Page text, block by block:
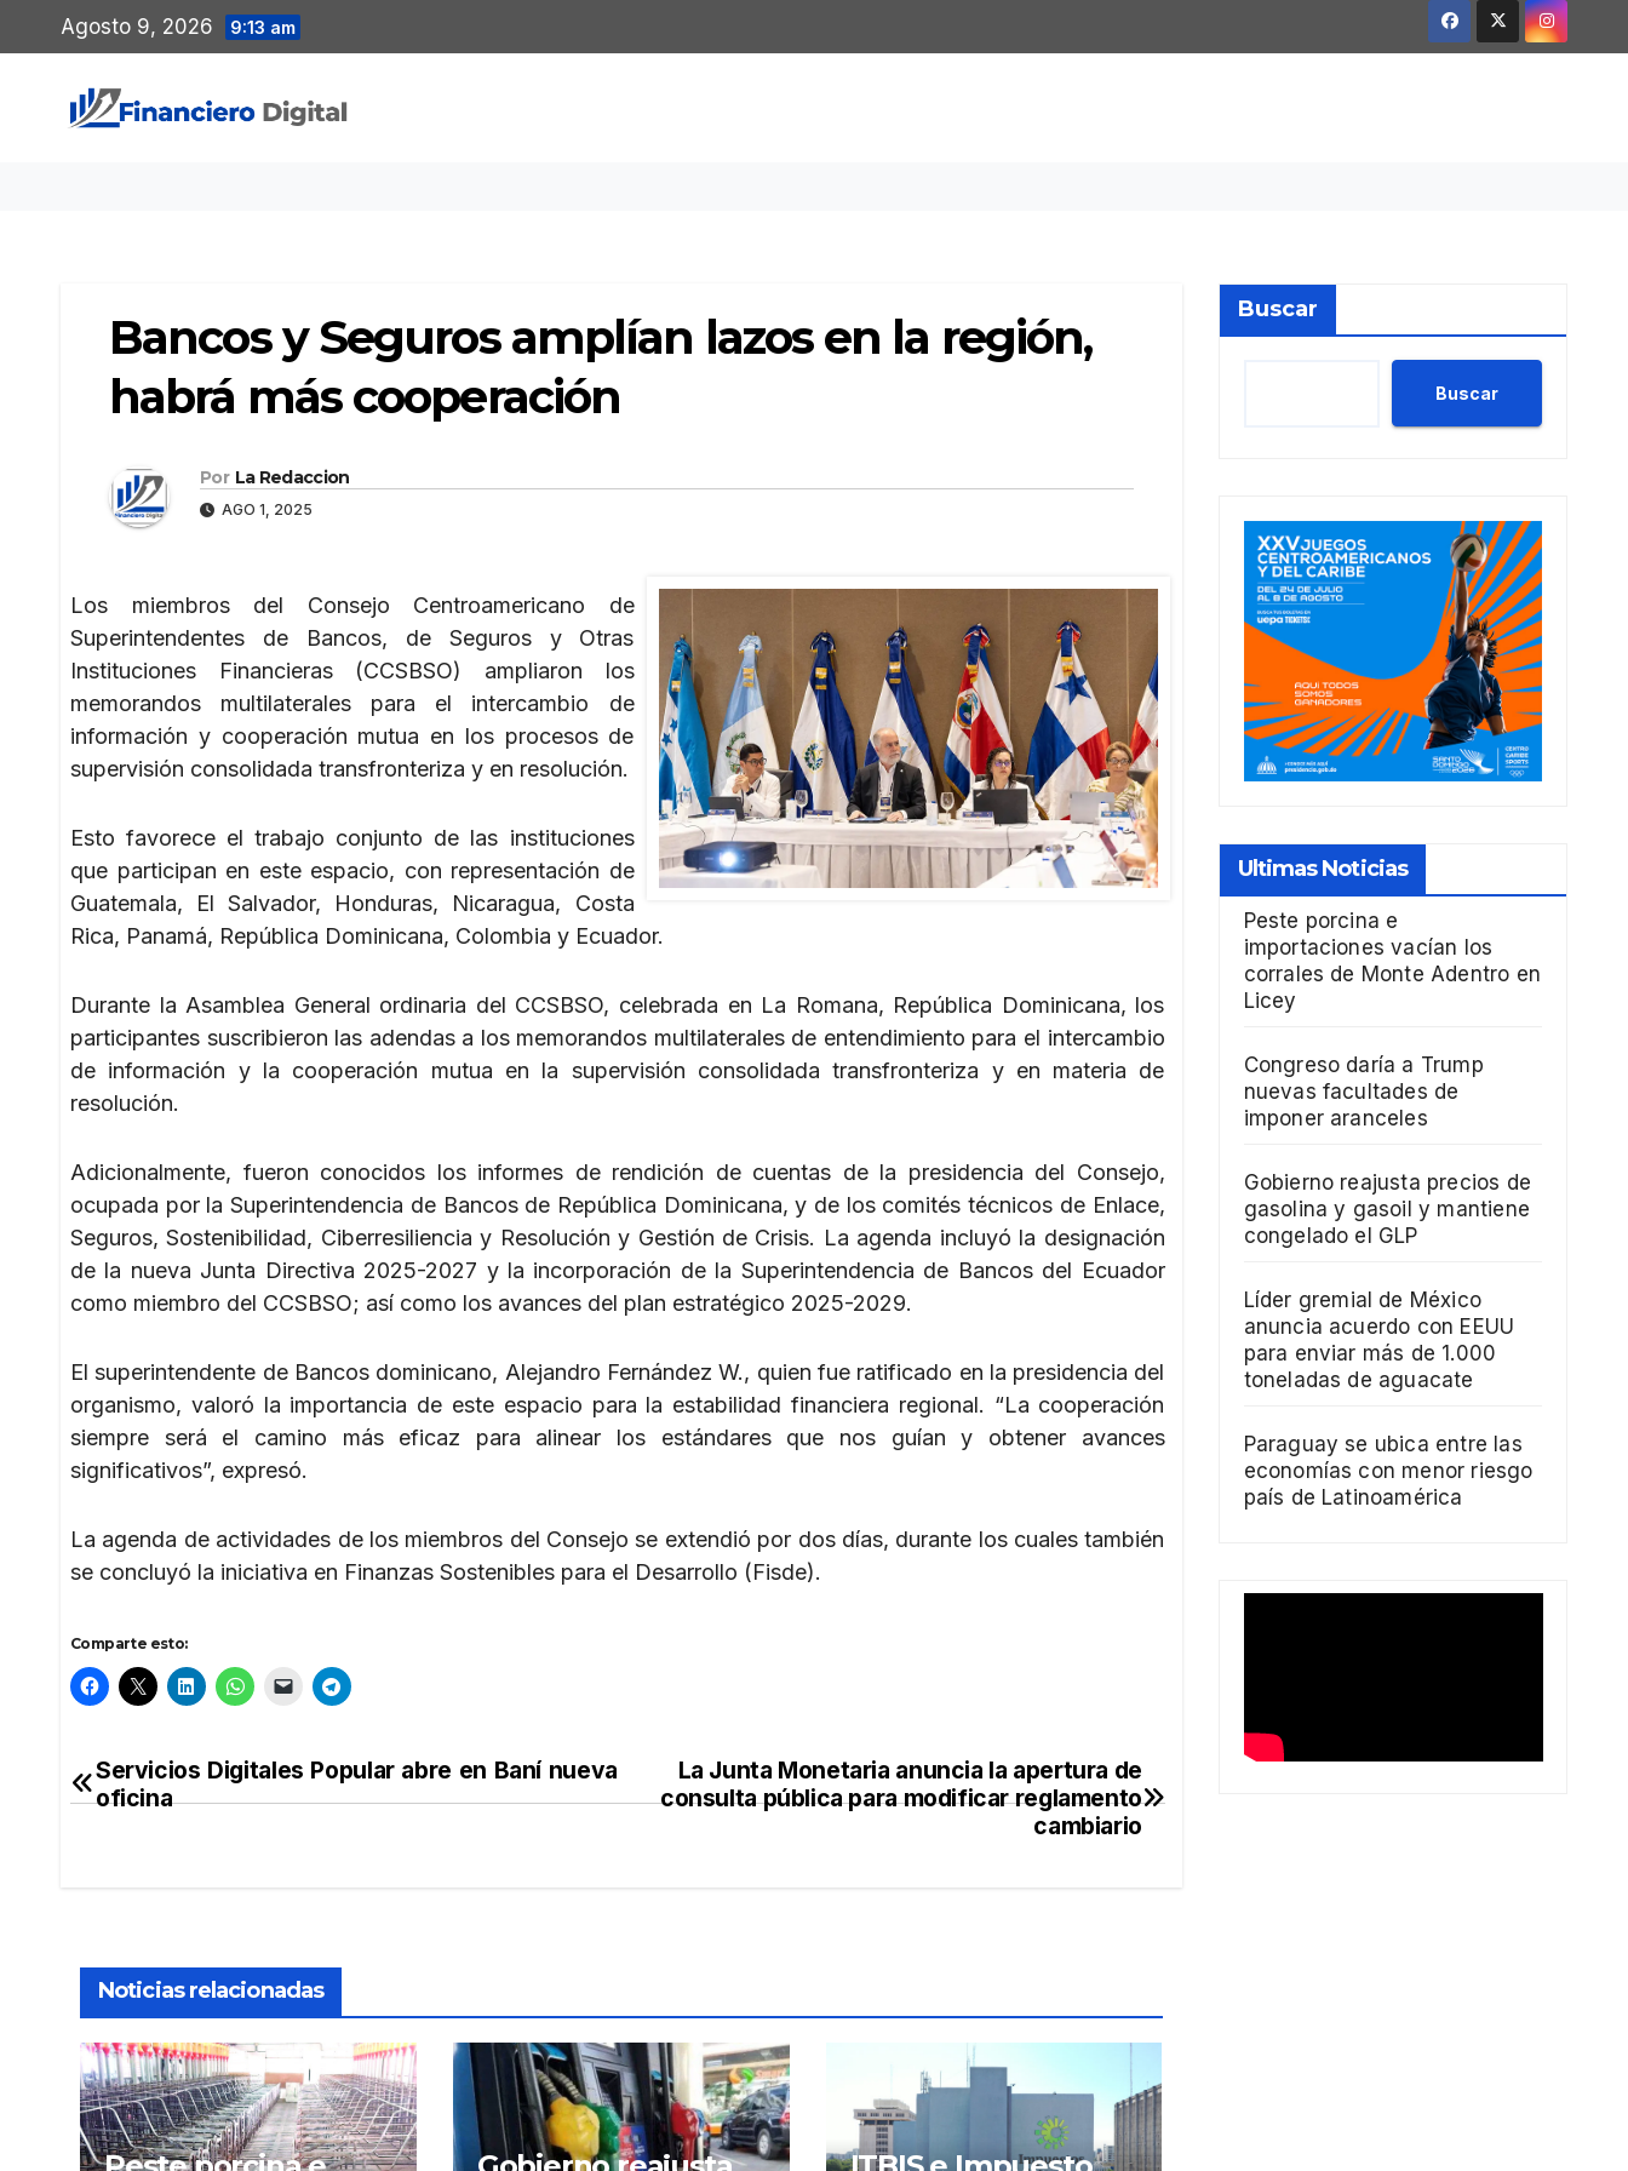
al
contenido
Agosto 9, 2026 9:13 am
Bancos y Seguros amplían lazos en la región,
habrá más cooperación
Por La Redaccion
AGO 1, 2025
Los miembros del Consejo Centroamericano de
Superintendentes de Bancos, de Seguros y Otras
Instituciones Financieras (CCSBSO) ampliaron los
memorandos multilaterales para el intercambio de
información y cooperación mutua en los procesos de
supervisión consolidada transfronteriza y en resolución.
Esto favorece el trabajo conjunto de las instituciones
que participan en este espacio, con representación de
Guatemala, El Salvador, Honduras, Nicaragua, Costa
Rica, Panamá, República Dominicana, Colombia y Ecuador.
Durante la Asamblea General ordinaria del CCSBSO, celebrada en La Romana, República Dominicana, los
participantes suscribieron las adendas a los memorandos multilaterales de entendimiento para el intercambio
de información y la cooperación mutua en la supervisión consolidada transfronteriza y en materia de
resolución.
Adicionalmente, fueron conocidos los informes de rendición de cuentas de la presidencia del Consejo,
ocupada por la Superintendencia de Bancos de República Dominicana, y de los comités técnicos de Enlace,
Seguros, Sostenibilidad, Ciberresiliencia y Resolución y Gestión de Crisis. La agenda incluyó la designación
de la nueva Junta Directiva 2025-2027 y la incorporación de la Superintendencia de Bancos del Ecuador
como miembro del CCSBSO; así como los avances del plan estratégico 2025-2029.
El superintendente de Bancos dominicano, Alejandro Fernández W., quien fue ratificado en la presidencia del
organismo, valoró la importancia de este espacio para la estabilidad financiera regional. “La cooperación
siempre será el camino más eficaz para alinear los estándares que nos guían y obtener avances
significativos”, expresó.
La agenda de actividades de los miembros del Consejo se extendió por dos días, durante los cuales también
se concluyó la iniciativa en Finanzas Sostenibles para el Desarrollo (Fisde).
Comparte esto:
Navegación
La Junta Monetaria anuncia la apertura de
consulta pública para modificar reglamento
cambiario
Servicios Digitales Popular abre en Baní nueva
oficina
Noticias relacionadas
Buscar
Buscar
Ultimas Noticias
Peste porcina e
importaciones vacían los
corrales de Monte Adentro en
Licey
Congreso daría a Trump
nuevas facultades de
imponer aranceles
Gobierno reajusta precios de
gasolina y gasoil y mantiene
congelado el GLP
Líder gremial de México
anuncia acuerdo con EEUU
para enviar más de 1.000
toneladas de aguacate
Paraguay se ubica entre las
economías con menor riesgo
país de Latinoamérica